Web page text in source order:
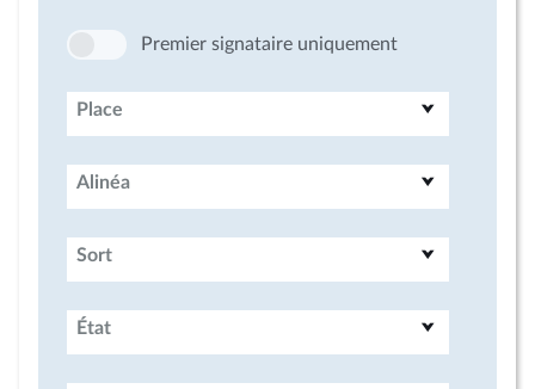
Premier signataire uniquement
Place
Alinéa
Sort
État